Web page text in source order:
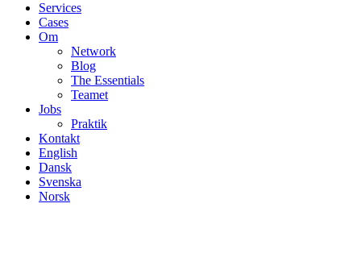
Services
Cases
Om
Network
Blog
The Essentials
Teamet
Jobs
Praktik
Kontakt
English
Dansk
Svenska
Norsk